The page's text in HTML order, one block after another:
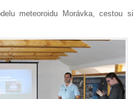
meteoroidu Morávka, cestou si